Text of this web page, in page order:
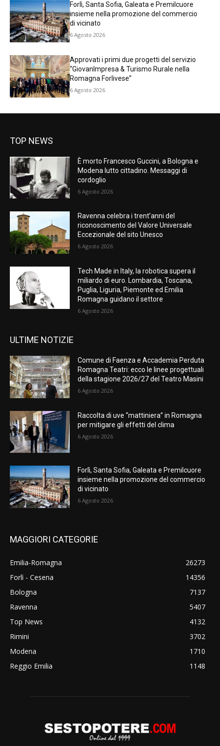
Forlì, Santa Sofia, Galeata e Premilcuore
insieme nella promozione del commercio
di vicinato
6 Agosto 2026
Approvati i primi due progetti del servizio
“GiovanImpresa & Turismo Rurale nella
Romagna Forlivese”
6 Agosto 2026
TOP NEWS
È morto Francesco Guccini, a Bologna e
Modena lutto cittadino. Messaggi di
cordoglio
6 Agosto 2026
Ravenna celebra i trent’anni del
riconoscimento del Valore Universale
Eccezionale del sito Unesco
6 Agosto 2026
Tech Made in Italy, la robotica supera il
miliardo di euro. Lombardia, Toscana,
Puglia, Liguria, Piemonte ed Emilia
Romagna guidano il settore
6 Agosto 2026
ULTIME NOTIZIE
Comune di Faenza e Accademia Perduta
Romagna Teatri: ecco le linee progettuali
della stagione 2026/27 del Teatro Masini
6 Agosto 2026
Raccolta di uve “mattiniera” in Romagna
per mitigare gli effetti del clima
6 Agosto 2026
Forlì, Santa Sofia, Galeata e Premilcuore
insieme nella promozione del commercio
di vicinato
6 Agosto 2026
MAGGIORI CATEGORIE
Emilia-Romagna
26273
Forlì - Cesena
14356
Bologna
7137
Ravenna
5407
Top News
4132
Rimini
3702
Modena
1710
Reggio Emilia
1148